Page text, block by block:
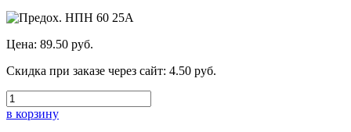
Цена: 89.50 руб.
Скидка при заказе через сайт: 4.50 руб.
в корзину